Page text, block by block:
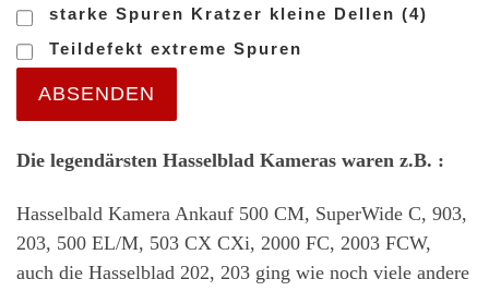
starke Spuren Kratzer kleine Dellen (4)
Teildefekt extreme Spuren
ABSENDEN
Die legendärsten Hasselblad Kameras waren z.B. :
Hasselbald Kamera Ankauf 500 CM, SuperWide C, 903,
203, 500 EL/M, 503 CX CXi, 2000 FC, 2003 FCW,
auch die Hasselblad 202, 203 ging wie noch viele andere